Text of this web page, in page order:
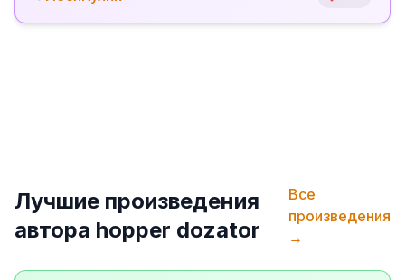
Лучшие произведения
автора hopper dozator
Все
произведения
→